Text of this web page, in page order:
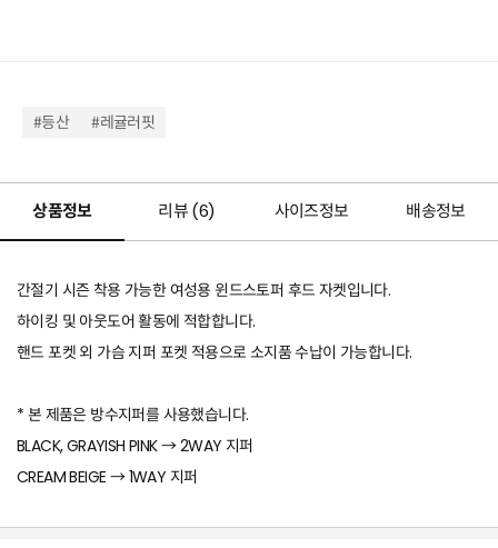
#등산 #레귤러핏
상품정보 리뷰 (6) 사이즈정보 배송정보
간절기 시즌 착용 가능한 여성용 윈드스토퍼 후드 자켓입니다.
하이킹 및 아웃도어 활동에 적합합니다.
핸드 포켓 외 가슴 지퍼 포켓 적용으로 소지품 수납이 가능합니다.
* 본 제품은 방수지퍼를 사용했습니다.
BLACK, GRAYISH PINK → 2WAY 지퍼
CREAM BEIGE → 1WAY 지퍼